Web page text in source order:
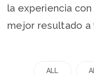
la experiencia
mejor resultado
ALL